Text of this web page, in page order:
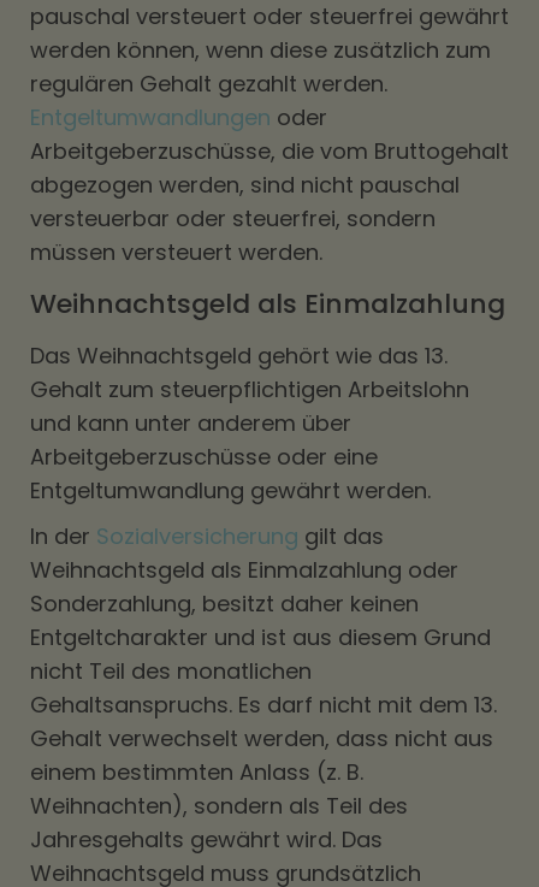
pauschal versteuert oder steuerfrei gewährt
werden können, wenn diese zusätzlich zum
regulären Gehalt gezahlt werden.
Entgeltumwandlungen oder
Arbeitgeberzuschüsse, die vom Bruttogehalt
abgezogen werden, sind nicht pauschal
versteuerbar oder steuerfrei, sondern
müssen versteuert werden.
Weihnachtsgeld als Einmalzahlung
Das Weihnachtsgeld gehört wie das 13.
Gehalt zum steuerpflichtigen Arbeitslohn
und kann unter anderem über
Arbeitgeberzuschüsse oder eine
Entgeltumwandlung gewährt werden.
In der Sozialversicherung gilt das
Weihnachtsgeld als Einmalzahlung oder
Sonderzahlung, besitzt daher keinen
Entgeltcharakter und ist aus diesem Grund
nicht Teil des monatlichen
Gehaltsanspruchs. Es darf nicht mit dem 13.
Gehalt verwechselt werden, dass nicht aus
einem bestimmten Anlass (z. B.
Weihnachten), sondern als Teil des
Jahresgehalts gewährt wird. Das
Weihnachtsgeld muss grundsätzlich